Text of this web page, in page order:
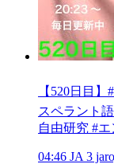
【520日目
スペラント
自由研究 #エ
04:46 JA 3